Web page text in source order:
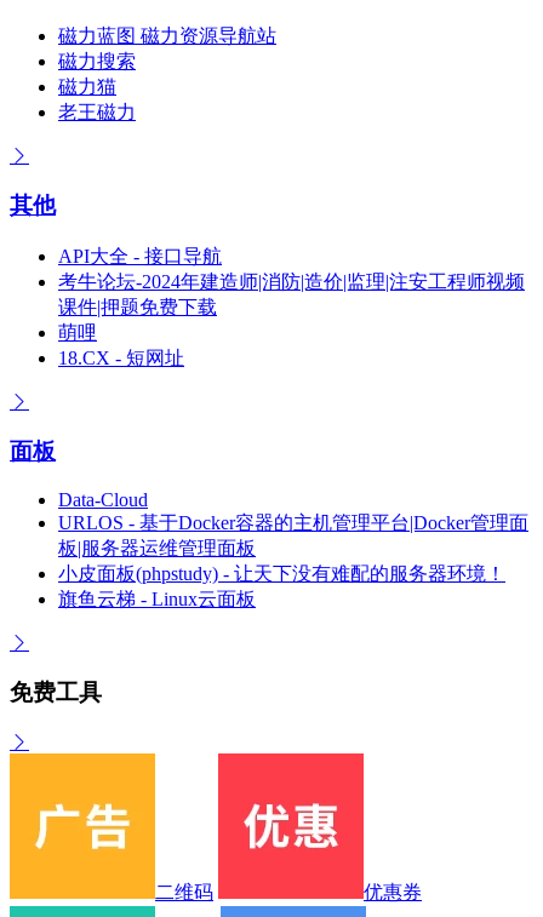
磁力蓝图 磁力资源导航站
磁力搜索
磁力猫
老王磁力
其他
API大全 - 接口导航
考牛论坛-2024年建造师|消防|造价|监理|注安工程师视频
课件|押题免费下载
萌哩
18.CX - 短网址
面板
Data-Cloud
URLOS - 基于Docker容器的主机管理平台|Docker管理面
板|服务器运维管理面板
小皮面板(phpstudy) - 让天下没有难配的服务器环境！
旗鱼云梯 - Linux云面板
免费工具
二维码 优惠券